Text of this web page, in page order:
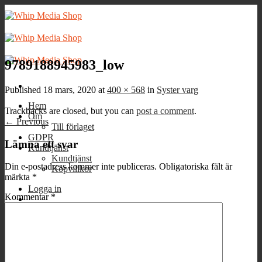
Skip
to
Hem
Om
Till förlaget
GDPR
Kundtjänst
Kundtjänst
Köpvillkor
Logga in
9789188945983_low
Published 18 mars, 2020 at 400 × 568 in Syster varg
Trackbacks are closed, but you can post a comment.
← Previous
Lämna ett svar
Din e-postadress kommer inte publiceras. Obligatoriska fält är
märkta *
Kommentar *